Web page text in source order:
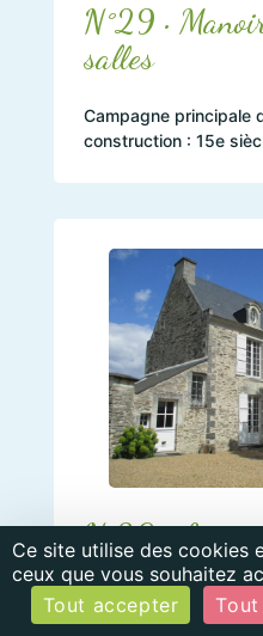
N°29 •
salles
Campagne principale
construction : 15e
N°30 • Logis
Haute-
Campagnes
Ce site utilise des cookies
ceux que vous souhaitez
Tout accepter